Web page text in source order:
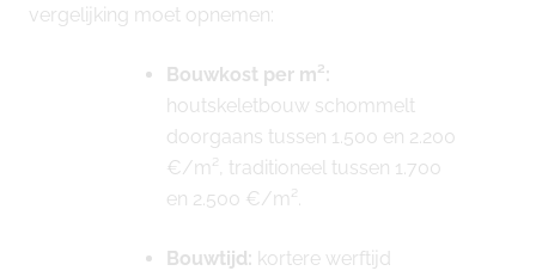
vergelijking moet opnemen:
Bouwkost per m²:
houtskeletbouw schommelt
doorgaans tussen 1.500 en 2.200
€/m², traditioneel tussen 1.700
en 2.500 €/m².
Bouwtijd: kortere werftijd